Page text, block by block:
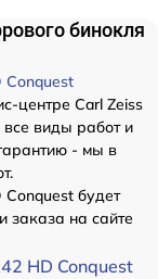
бинокля
Conquest
центре Carl Zeiss
виды работ и
- мы в
Conquest будет
заказа на сайте
HD Conquest